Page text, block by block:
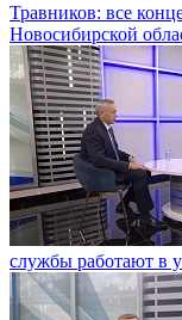
Травников: все
Новосибирской
службы работают в